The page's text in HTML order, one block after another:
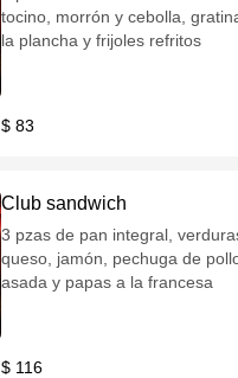
tocino, morrón y cebolla,
la plancha y frijoles refritos
$ 83
Club sandwich
3 pzas de pan integral,
queso, jamón, pechuga de
asada y papas a la francesa
$ 116